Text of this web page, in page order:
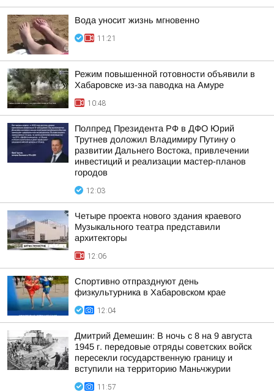
Вода уносит жизнь мгновенно
11:21
Режим повышенной готовности объявили в
Хабаровске из-за паводка на Амуре
10:48
Полпред Президента РФ в ДФО Юрий
Трутнев доложил Владимиру Путину о
развитии Дальнего Востока, привлечении
инвестиций и реализации мастер-планов
городов
12:03
Четыре проекта нового здания краевого
Музыкального театра представили
архитекторы
12:06
Спортивно отпразднуют день
физкультурника в Хабаровском крае
12:04
Дмитрий Демешин: В ночь с 8 на 9 августа
1945 г. передовые отряды советских войск
пересекли государственную границу и
вступили на территорию Маньчжурии
11:57